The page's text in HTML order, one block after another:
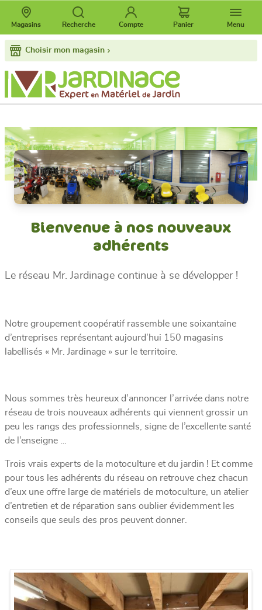
Choisir mon magasin
Magasins Recherche Compte Panier Menu
Bienvenue à nos nouveaux
adhérents
Le réseau Mr. Jardinage continue à se développer !
Notre groupement coopératif rassemble une soixantaine
d’entreprises représentant aujourd’hui 150 magasins
labellisés « Mr. Jardinage » sur le territoire.
Nous sommes très heureux d’annoncer l’arrivée dans notre
réseau de trois nouveaux adhérents qui viennent grossir un
peu les rangs des professionnels, signe de l’excellente santé
de l’enseigne …
Trois vrais experts de la motoculture et du jardin ! Et comme
pour tous les adhérents du réseau on retrouve chez chacun
d’eux une offre large de matériels de motoculture, un atelier
d’entretien et de réparation sans oublier évidemment les
conseils que seuls des pros peuvent donner.